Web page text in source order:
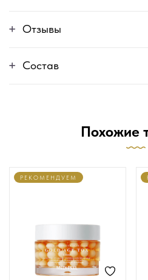
Отзывы
Состав
Похожие
РЕКОМЕНДУЕМ